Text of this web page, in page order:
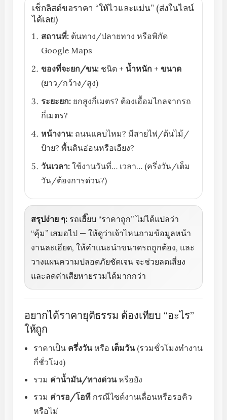
เช็กลิสต์ขอราคา “ให้ไวและแม่น” (ส่งในไลน์
ได้เลย)
สถานที่:ต้นทาง/ปลายทาง หรือพิกัด
Google Maps
ของที่จะยก/ขน:ชนิด + น้ำหนัก + ขนาด
(ยาว/กว้าง/สูง)
ระยะยก:ยกสูงกี่เมตร? ต้องเอื้อมไกลจากรถ
กี่เมตร?
หน้างาน:ถนนแคบไหม? มีสายไฟ/ต้นไม้/
ป้าย? พื้นดินอ่อนหรือเอียง?
วันเวลา:ใช้งานวันที่… เวลา… (ครึ่งวัน/เต็ม
วัน/ต้องการด่วน?)
สรุปง่าย ๆ:รถเฮี๊ยบ “ราคาถูก” ไม่ได้แปลว่า
“คุ้ม” เสมอไป — ให้ดูว่าเจ้าไหนถามข้อมูลหน้า
งานละเอียด, ให้คำแนะนำขนาดรถถูกต้อง, และ
วางแผนความปลอดภัยชัดเจน จะช่วยลดเสี่ยง
และลดค่าเสียหายรวมได้มากกว่า
อยากได้ราคายุติธรรม ต้องเทียบ “อะไร”
ให้ถูก
ราคาเป็น ครึ่งวันหรือ เต็มวัน(รวมชั่วโมงทำงาน
กี่ชั่วโมง)
รวม ค่าน้ำมัน/ทางด่วนหรือยัง
รวม ค่ารอ/โอทีกรณีไซต์งานเลื่อนหรือรอคิว
หรือไม่